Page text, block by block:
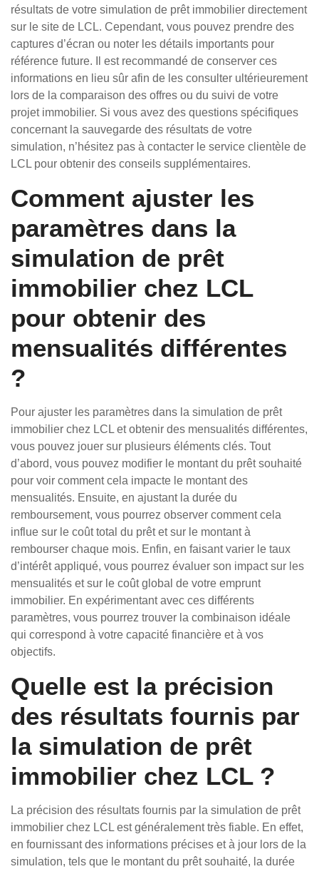
résultats de votre simulation de prêt immobilier directement
sur le site de LCL. Cependant, vous pouvez prendre des
captures d’écran ou noter les détails importants pour
référence future. Il est recommandé de conserver ces
informations en lieu sûr afin de les consulter ultérieurement
lors de la comparaison des offres ou du suivi de votre
projet immobilier. Si vous avez des questions spécifiques
concernant la sauvegarde des résultats de votre
simulation, n’hésitez pas à contacter le service clientèle de
LCL pour obtenir des conseils supplémentaires.
Comment ajuster les
paramètres dans la
simulation de prêt
immobilier chez LCL
pour obtenir des
mensualités différentes
?
Pour ajuster les paramètres dans la simulation de prêt
immobilier chez LCL et obtenir des mensualités différentes,
vous pouvez jouer sur plusieurs éléments clés. Tout
d’abord, vous pouvez modifier le montant du prêt souhaité
pour voir comment cela impacte le montant des
mensualités. Ensuite, en ajustant la durée du
remboursement, vous pourrez observer comment cela
influe sur le coût total du prêt et sur le montant à
rembourser chaque mois. Enfin, en faisant varier le taux
d’intérêt appliqué, vous pourrez évaluer son impact sur les
mensualités et sur le coût global de votre emprunt
immobilier. En expérimentant avec ces différents
paramètres, vous pourrez trouver la combinaison idéale
qui correspond à votre capacité financière et à vos
objectifs.
Quelle est la précision
des résultats fournis par
la simulation de prêt
immobilier chez LCL ?
La précision des résultats fournis par la simulation de prêt
immobilier chez LCL est généralement très fiable. En effet,
en fournissant des informations précises et à jour lors de la
simulation, tels que le montant du prêt souhaité, la durée